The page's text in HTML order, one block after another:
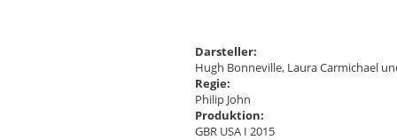
Darsteller:
Hugh Bonneville, Laura Carmichael
Regie:
Philip John
Produktion:
GBR USA I 2015